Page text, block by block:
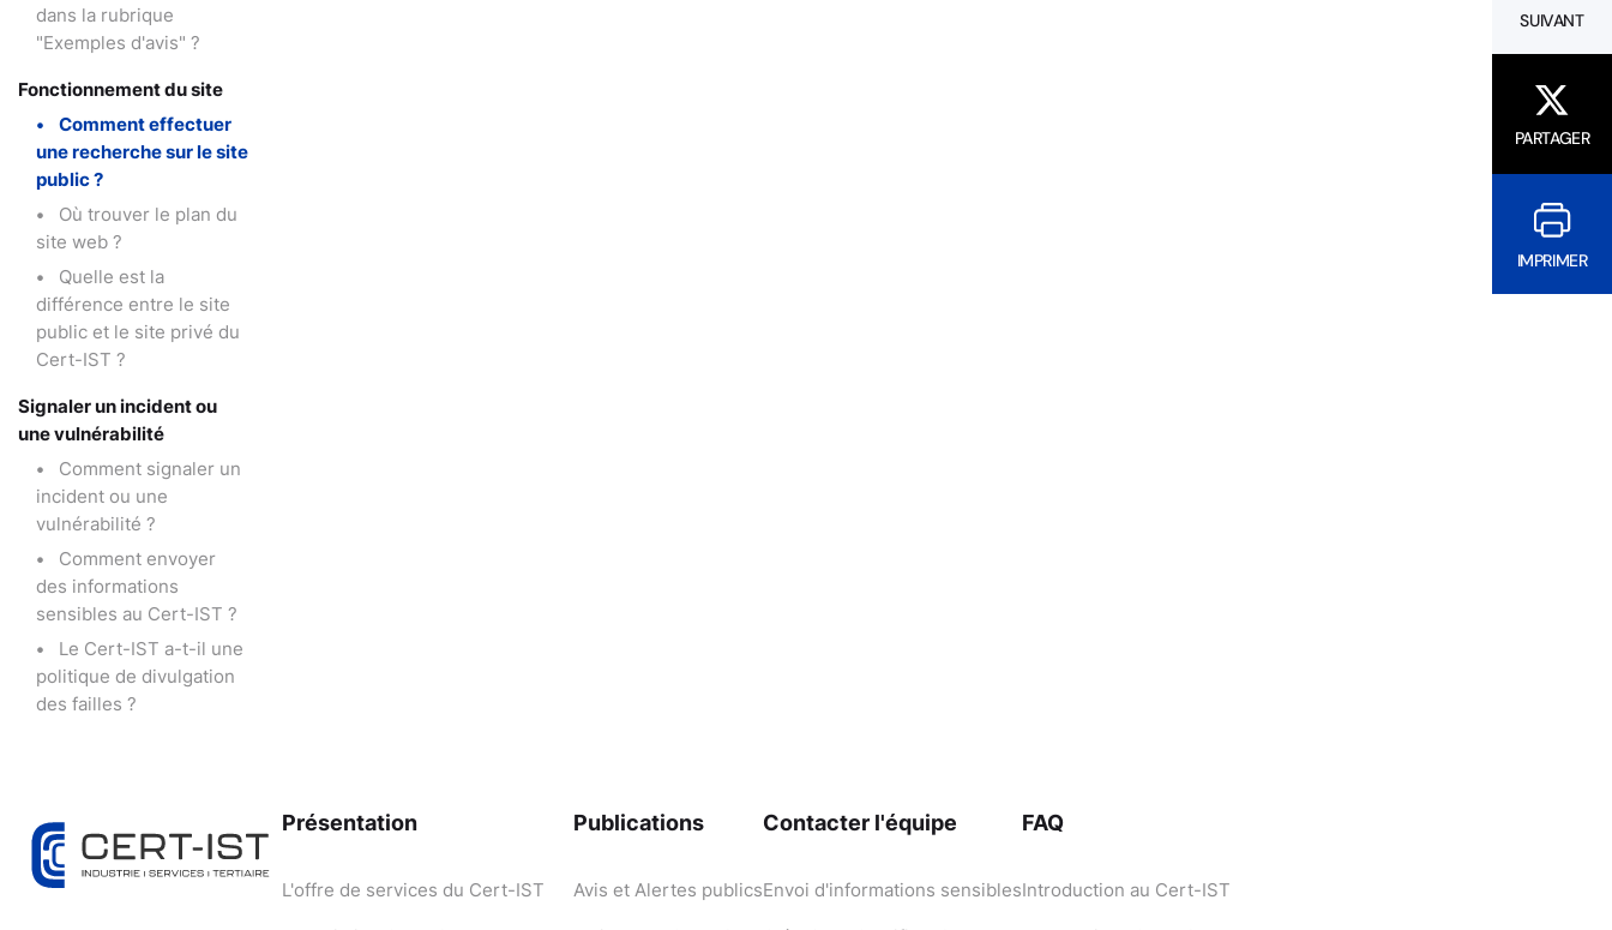
dans la rubrique
"Exemples d'avis" ?
Fonctionnement du site
Comment effectuer
une recherche sur le site
public ?
Où trouver le plan du
site web ?
Quelle est la
différence entre le site
public et le site privé du
Cert-IST ?
Signaler un incident ou
une vulnérabilité
Comment signaler un
incident ou une
vulnérabilité ?
Comment envoyer
des informations
sensibles au Cert-IST ?
Le Cert-IST a-t-il une
politique de divulgation
des failles ?
SUIVANT
PARTAGER
IMPRIMER
Présentation
L'offre de services du Cert-IST
Publications
Avis et Alertes publics
Contacter l'équipe
Envoi d'informations sensibles
FAQ
Introduction au Cert-IST